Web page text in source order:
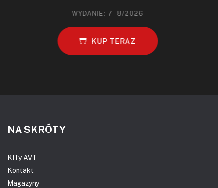
WYDANIE: 7–8/2026
KUP TERAZ
NA SKRÓTY
KITy AVT
Kontakt
Magazyny